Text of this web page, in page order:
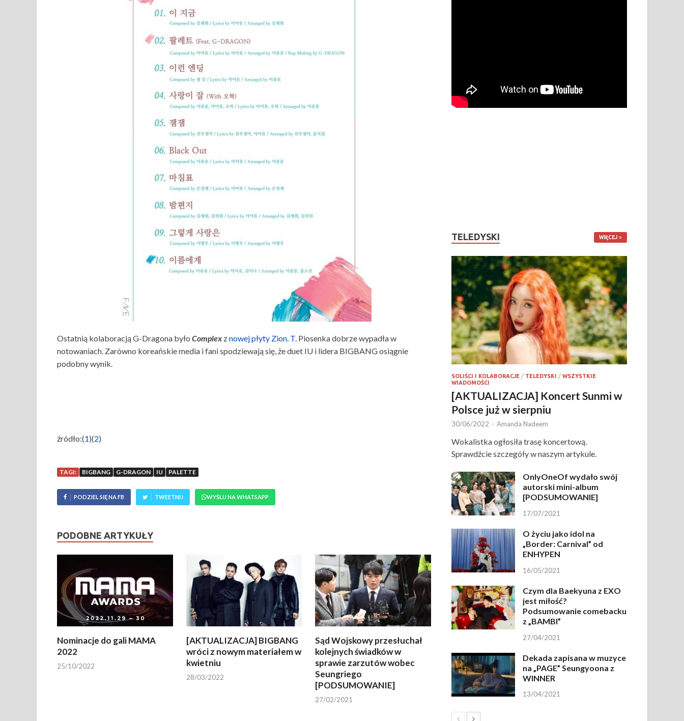
Ostatnią kolaboracją G-Dragona było Complex znowej płyty Zion. T. Piosenka dobrze wypadła w
notowaniach. Zarówno koreańskie media i fani spodziewają się, że duet IU i lidera BIGBANG osiągnie
podobny wynik.
źródło:(1)(2)
TAGI: BIGBANG G-DRAGON IU PALETTE
PODZIEL SIĘ NA FB TWEETNIJ WYŚLIJ NA WHATSAPP
PODOBNE ARTYKUŁY
Nominacje do gali MAMA
2022
25/10/2022
[AKTUALIZACJA] BIGBANG
wróci z nowym materiałem w
kwietniu
28/03/2022
Sąd Wojskowy przesłuchał
kolejnych świadków w
sprawie zarzutów wobec
Seungriego
[PODSUMOWANIE]
27/02/2021
TELEDYSKI WIĘCEJ
SOLIŚCI I KOLABORACJE / TELEDYSKI /WSZYSTKIE
WIADOMOŚCI
[AKTUALIZACJA] Koncert Sunmi w
Polsce już w sierpniu
30/06/2022 - Amanda Nadeem
Wokalistka ogłosiła trasę koncertową.
Sprawdźcie szczegóły w naszym artykule.
OnlyOneOf wydało swój
autorski mini-album
[PODSUMOWANIE]
17/07/2021
O życiu jako idol na
„Border: Carnival” od
ENHYPEN
16/05/2021
Czym dla Baekyuna z EXO
jest miłość?
Podsumowanie comebacku
z „BAMBI”
27/04/2021
Dekada zapisana w muzyce
na „PAGE” Seungyoona z
WINNER
13/04/2021